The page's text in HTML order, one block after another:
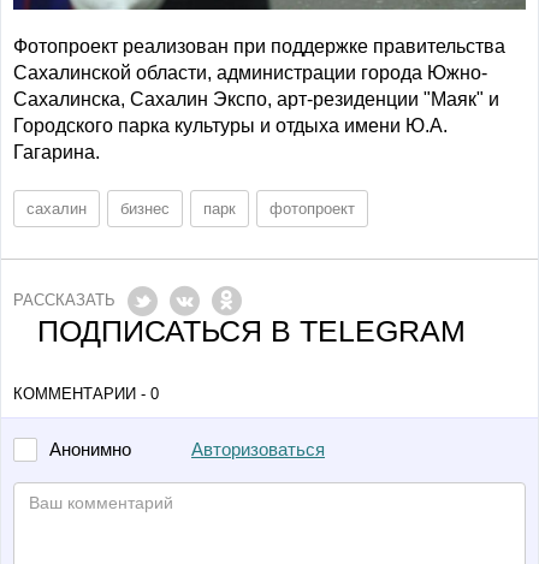
Фотопроект реализован при поддержке правительства
Сахалинской области, администрации города Южно-
Сахалинска, Сахалин Экспо, арт-резиденции "Маяк" и
Городского парка культуры и отдыха имени Ю.А.
Гагарина.
сахалин бизнес парк фотопроект
РАССКАЗАТЬ
ПОДПИСАТЬСЯ В TELEGRAM
КОММЕНТАРИИ - 0
Анонимно Авторизоваться